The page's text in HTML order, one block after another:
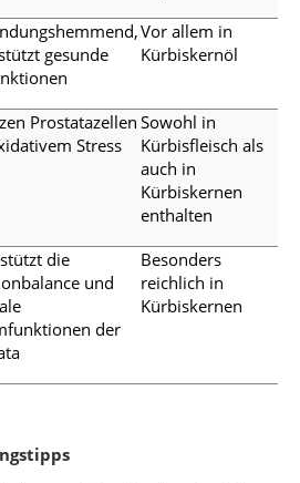
gesunde
Vor allem in
Kürbiskernöl
Prostatazellen
Stress
Sowohl in
Kürbisfleisch als
auch in
Kürbiskernen
enthalten
die
und
der
Besonders
reichlich in
Kürbiskernen